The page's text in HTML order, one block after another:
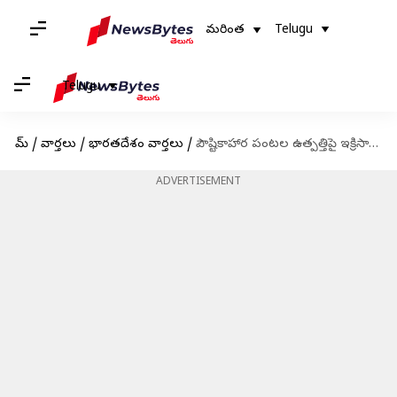
మరింత Telugu
Telugu
హోమ్ / వార్తలు / భారతదేశం వార్తలు / పౌష్టికాహార పంటల ఉత్పత్తిపై ఇక్రిసాట్‌ స్పెషల్ ఫోకస్
ADVERTISEMENT